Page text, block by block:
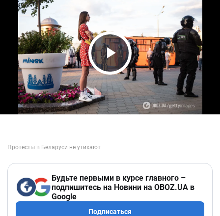
Play Video
Будьте первыми в курсе главного –
подпишитесь на Новини на OBOZ.UA в
Google
Подписаться